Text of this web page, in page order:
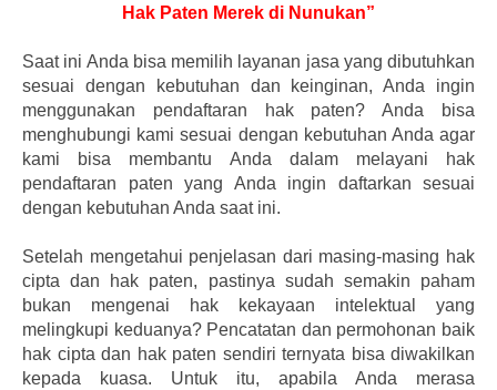
Hak Paten Merek di Nunukan”
Saat ini Anda bisa memilih layanan jasa yang dibutuhkan
sesuai dengan kebutuhan dan keinginan, Anda ingin
menggunakan pendaftaran hak paten? Anda bisa
menghubungi kami sesuai dengan kebutuhan Anda agar
kami bisa membantu Anda dalam melayani hak
pendaftaran paten yang Anda ingin daftarkan sesuai
dengan kebutuhan Anda saat ini.
Setelah mengetahui penjelasan dari masing-masing hak
cipta dan hak paten, pastinya sudah semakin paham
bukan mengenai hak kekayaan intelektual yang
melingkupi keduanya? Pencatatan dan permohonan baik
hak cipta dan hak paten sendiri ternyata bisa diwakilkan
kepada kuasa. Untuk itu, apabila Anda merasa